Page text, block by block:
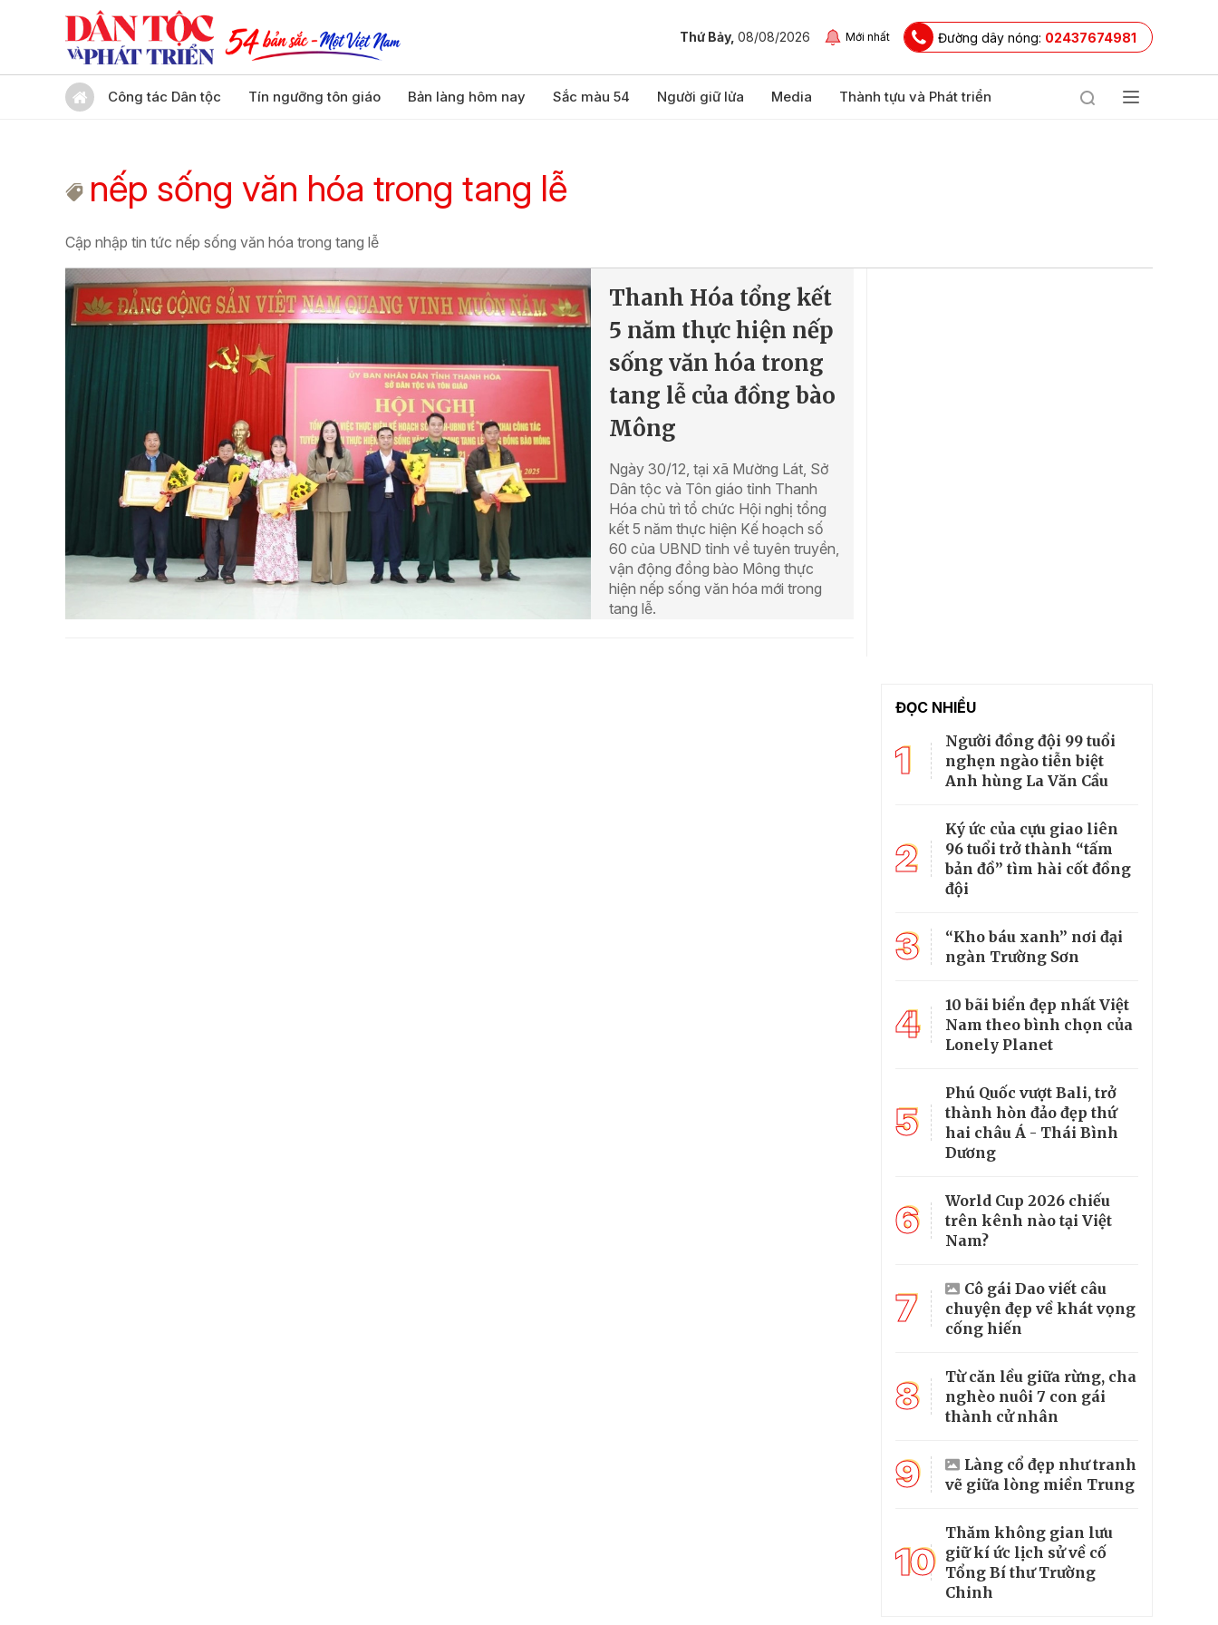
Thứ Bảy, 08/08/2026 Mới nhất Đường dây nóng: 02437674981
Công tác Dân tộc Tín ngưỡng tôn giáo Bản làng hôm nay Sắc màu 54 Người giữ lửa Media Thành tựu và Phát triển
nếp sống văn hóa trong tang lễ
Cập nhập tin tức nếp sống văn hóa trong tang lễ
Thanh Hóa tổng kết
5 năm thực hiện nếp
sống văn hóa trong
tang lễ của đồng bào
Mông
Ngày 30/12, tại xã Mường Lát, Sở
Dân tộc và Tôn giáo tỉnh Thanh
Hóa chủ trì tổ chức Hội nghị tổng
kết 5 năm thực hiện Kế hoạch số
60 của UBND tỉnh về tuyên truyền,
vận động đồng bào Mông thực
hiện nếp sống văn hóa mới trong
tang lễ.
ĐỌC NHIỀU
1
Người đồng đội 99 tuổi
nghẹn ngào tiễn biệt
Anh hùng La Văn Cầu
2
Ký ức của cựu giao liên
96 tuổi trở thành “tấm
bản đồ” tìm hài cốt đồng
đội
3
“Kho báu xanh” nơi đại
ngàn Trường Sơn
4
10 bãi biển đẹp nhất Việt
Nam theo bình chọn của
Lonely Planet
5
Phú Quốc vượt Bali, trở
thành hòn đảo đẹp thứ
hai châu Á - Thái Bình
Dương
6
World Cup 2026 chiếu
trên kênh nào tại Việt
Nam?
7
Cô gái Dao viết câu
chuyện đẹp về khát vọng
cống hiến
8
Từ căn lều giữa rừng, cha
nghèo nuôi 7 con gái
thành cử nhân
9
Làng cổ đẹp như tranh
vẽ giữa lòng miền Trung
10
Thăm không gian lưu
giữ kí ức lịch sử về cố
Tổng Bí thư Trường
Chinh